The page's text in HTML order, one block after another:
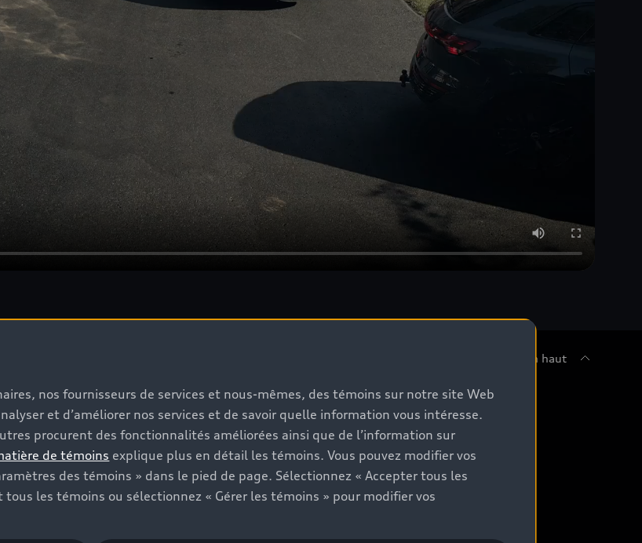
Retour en haut
neufs
Achetez
Communiquer avec un concessionnaire
Évaluation aux fins d’échange
Location et financement
nos fournisseurs de services et nous-mêmes, des témoins sur notre site Web
et d’améliorer nos services et de savoir quelle information vous intéresse.
procurent des fonctionnalités améliorées ainsi que de l’information sur
de témoins explique plus en détail les témoins. Vous pouvez modifier vos
des témoins » dans le pied de page. Sélectionnez « Accepter tous les
les témoins ou sélectionnez « Gérer les témoins » pour modifier vos